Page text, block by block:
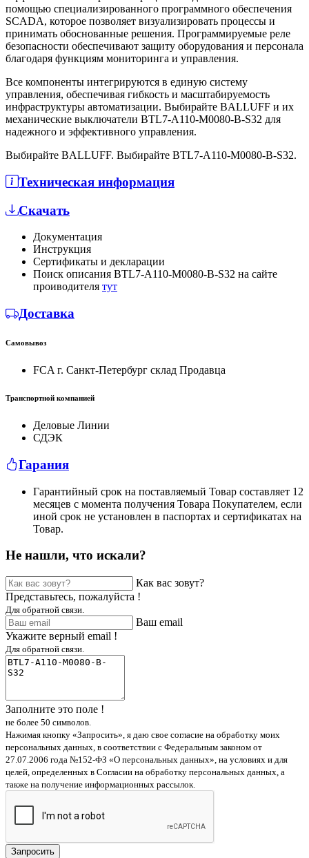
помощью специализированного программного обеспечения
SCADA, которое позволяет визуализировать процессы и
принимать обоснованные решения. Программируемые реле
безопасности обеспечивают защиту оборудования и персонала
благодаря функциям мониторинга и управления.
Все компоненты интегрируются в единую систему
управления, обеспечивая гибкость и масштабируемость
инфраструктуры автоматизации. Выбирайте BALLUFF и их
механические выключатели BTL7-A110-M0080-B-S32 для
надежного и эффективного управления.
Выбирайте BALLUFF. Выбирайте BTL7-A110-M0080-B-S32.
Техническая информация
Скачать
Документация
Инструкция
Сертификаты и декларации
Поиск описания BTL7-A110-M0080-B-S32 на сайте
проиводителя тут
Доставка
Самовывоз
FCA г. Санкт-Петербург склад Продавца
Транспортной компанией
Деловые Линии
СДЭК
Гарания
Гарантийный срок на поставляемый Товар составляет 12
месяцев с момента получения Товара Покупателем, если
иной срок не установлен в паспортах и сертификатах на
Товар.
Не нашли, что искали?
Как вас зовут?
Представьтесь, пожалуйста !
Для обратной связи.
Ваш email
Укажите верный email !
Для обратной связи.
Заполните это поле !
не более 50 символов.
Нажимая кнопку «Запросить», я даю свое согласие на обработку моих
персональных данных, в соответствии с Федеральным законом от
27.07.2006 года №152-ФЗ «О персональных данных», на условиях и для
целей, определенных в Согласии на обработку персональных данных, а
также на получение информационных рассылок.
Запросить